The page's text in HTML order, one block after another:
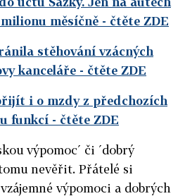
měsíčně - čtěte ZDE
stěhování vzácných
kanceláře - čtěte ZDE
i o mzdy z předchozích
funkcí - čtěte ZDE
výpomoc´ či ´dobrý
nevěřit. Přátelé si
výpomoci a dobrých